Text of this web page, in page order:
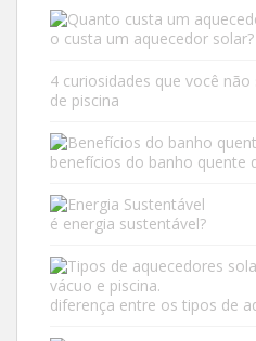
o custa um aquecedor
4 curiosidades que você
de piscina
benefícios do banho quente
é energia sustentável?
diferença entre os tipos de